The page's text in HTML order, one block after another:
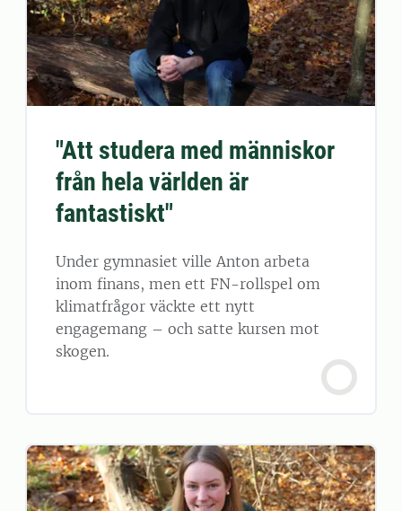
"Att studera med människor
från hela världen är
fantastiskt"
Under gymnasiet ville Anton arbeta
inom finans, men ett FN-rollspel om
klimatfrågor väckte ett nytt
engagemang – och satte kursen mot
skogen.